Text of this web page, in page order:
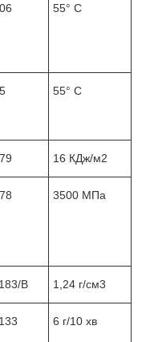
55° C
55° C
16 КДж/м2
3500 МПа
B 1,24 г/см3
6 г/10 хв